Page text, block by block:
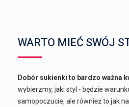
WARTO MIEĆ SWÓJ
Dobór sukienki to bardzo ważna
wybierzmy, jaki styl - będzie
samopoczucie, ale również to jak